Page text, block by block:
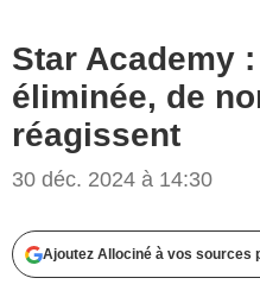
Star Academy
éliminée, de
réagissent
30 déc. 2024 à 14:30
Ajoutez Allociné à vos sources